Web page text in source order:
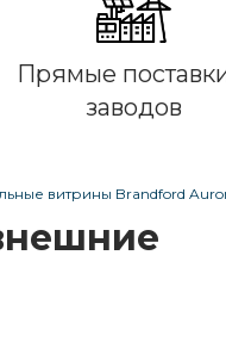
Прямые
заводов
витрины Brandford